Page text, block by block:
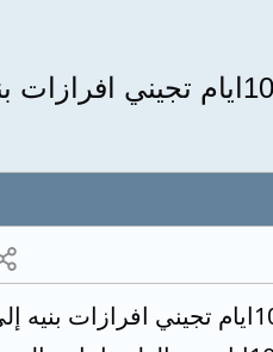
بدأت بتناول حبوب منع الحمل قبل شهرين من رمضان فبعد ماتجيني الدوره 8ايام وأطهر بعد 10ايام
بدأت بتناول حبوب منع الحمل قبل شهرين من رمضان فبعد ماتجيني الدوره 8ايام وأطهر بعد 10ايام تجيني افرازات